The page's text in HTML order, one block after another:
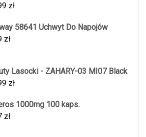
zł
58641 Uchwyt Do Napojów
zł
Lasocki - ZAHARY-03 MI07 Black
zł
1000mg 100 kaps.
zł